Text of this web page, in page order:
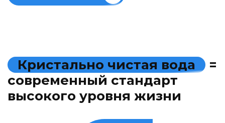
Кристально чистая вода
=
современный стандарт
высокого уровня жизни